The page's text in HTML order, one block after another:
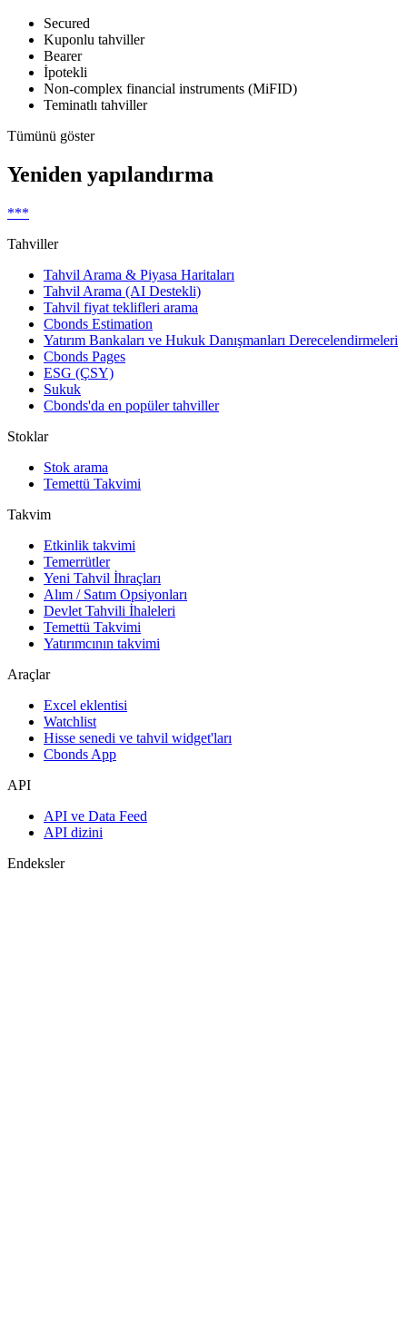
Secured
Kuponlu tahviller
Bearer
İpotekli
Non-complex financial instruments (MiFID)
Teminatlı tahviller
Tümünü göster
Yeniden yapılandırma
***
Tahviller
Tahvil Arama & Piyasa Haritaları
Tahvil Arama (AI Destekli)
Tahvil fiyat teklifleri arama
Cbonds Estimation
Yatırım Bankaları ve Hukuk Danışmanları Derecelendirmeleri
Cbonds Pages
ESG (ÇSY)
Sukuk
Cbonds'da en popüler tahviller
Stoklar
Stok arama
Temettü Takvimi
Takvim
Etkinlik takvimi
Temerrütler
Yeni Tahvil İhraçları
Alım / Satım Opsiyonları
Devlet Tahvili İhaleleri
Temettü Takvimi
Yatırımcının takvimi
Araçlar
Excel eklentisi
Watchlist
Hisse senedi ve tahvil widget'ları
Cbonds App
API
API ve Data Feed
API dizini
Endeksler